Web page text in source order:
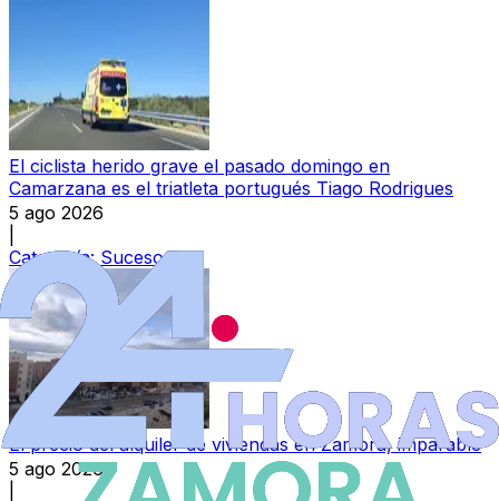
El ciclista herido grave el pasado domingo en
Camarzana es el triatleta portugués Tiago Rodrigues
5 ago 2026
Categoría:Sucesos
El precio del alquiler de viviendas en Zamora, imparable
5 ago 2026